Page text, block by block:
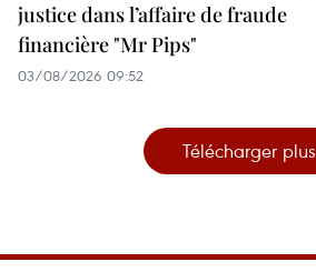
justice dans l’affaire de fraude
financière "Mr Pips"
03/08/2026 09:52
Télécharger plus